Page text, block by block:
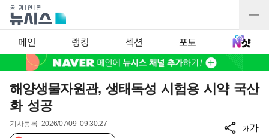
메인 랭킹 섹션 포토
해양생물자원관, 생태독성 시험용 시약 국산
화 성공
기사등록 2026/07/09 09:30:27
가가